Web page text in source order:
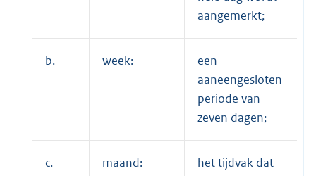
aangemerkt;
b. week:
een
aaneengesloten
periode van
zeven dagen;
c. maand:
het tijdvak dat